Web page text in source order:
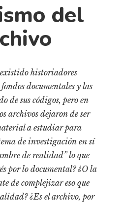
del
historiadores
documentales y las
de sus códigos, pero en
archivos dejaron de ser
a estudiar para
de investigación en sí
de realidad” lo que
por lo documental? ¿O la
de complejizar eso que
¿Es el archivo, por